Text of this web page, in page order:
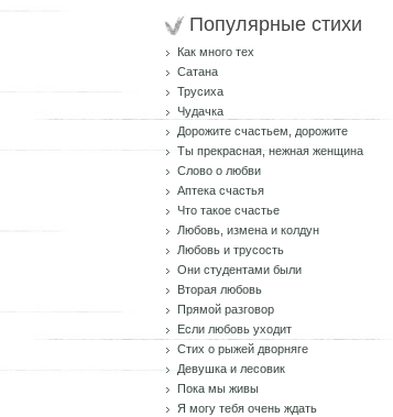
Популярные стихи
Как много тех
Сатана
Трусиха
Чудачка
Дорожите счастьем, дорожите
Ты прекрасная, нежная женщина
Слово о любви
Аптека счастья
Что такое счастье
Любовь, измена и колдун
Любовь и трусость
Они студентами были
Вторая любовь
Прямой разговор
Если любовь уходит
Стих о рыжей дворняге
Девушка и лесовик
Пока мы живы
Я могу тебя очень ждать